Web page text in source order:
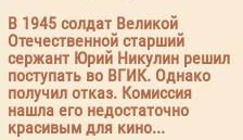
В 1945 солдат Великой
Отечественной старший
сержант Юрий Никулин решил
поступать во ВГИК. Однако
получил отказ. Комиссия
нашла его недостаточно
красивым для кино...